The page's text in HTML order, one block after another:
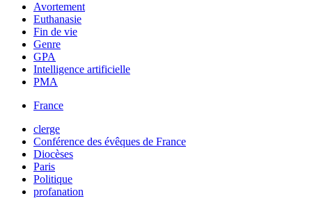
Avortement
Euthanasie
Fin de vie
Genre
GPA
Intelligence artificielle
PMA
France
clerge
Conférence des évêques de France
Diocèses
Paris
Politique
profanation